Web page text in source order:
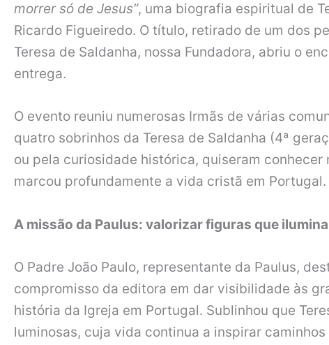
morrer só de Jesus”, uma biografia espiritual de
Ricardo Figueiredo. O título, retirado de um dos
Teresa de Saldanha, nossa Fundadora, abriu o
entrega.
O evento reuniu numerosas Irmãs de várias
quatro sobrinhos da Teresa de Saldanha (4ª
ou pela curiosidade histórica, quiseram
marcou profundamente a vida cristã em Portugal.
A missão da Paulus: valorizar figuras que
O Padre João Paulo, representante da Paulus,
compromisso da editora em dar visibilidade às
história da Igreja em Portugal. Sublinhou que
luminosas, cuja vida continua a inspirar